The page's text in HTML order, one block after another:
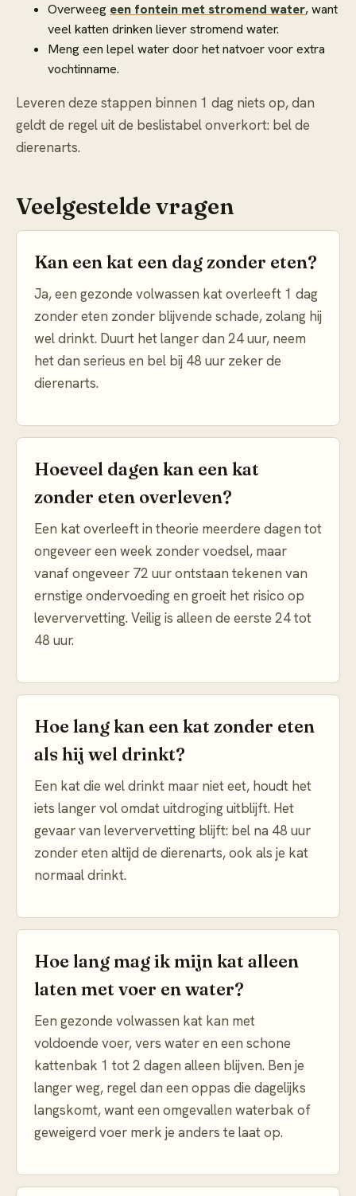
Overweeg een fontein met stromend water, want
veel katten drinken liever stromend water.
Meng een lepel water door het natvoer voor extra
vochtinname.
Leveren deze stappen binnen 1 dag niets op, dan
geldt de regel uit de beslistabel onverkort: bel de
dierenarts.
Veelgestelde vragen
Kan een kat een dag zonder eten?
Ja, een gezonde volwassen kat overleeft 1 dag
zonder eten zonder blijvende schade, zolang hij
wel drinkt. Duurt het langer dan 24 uur, neem
het dan serieus en bel bij 48 uur zeker de
dierenarts.
Hoeveel dagen kan een kat
zonder eten overleven?
Een kat overleeft in theorie meerdere dagen tot
ongeveer een week zonder voedsel, maar
vanaf ongeveer 72 uur ontstaan tekenen van
ernstige ondervoeding en groeit het risico op
leververvetting. Veilig is alleen de eerste 24 tot
48 uur.
Hoe lang kan een kat zonder eten
als hij wel drinkt?
Een kat die wel drinkt maar niet eet, houdt het
iets langer vol omdat uitdroging uitblijft. Het
gevaar van leververvetting blijft: bel na 48 uur
zonder eten altijd de dierenarts, ook als je kat
normaal drinkt.
Hoe lang mag ik mijn kat alleen
laten met voer en water?
Een gezonde volwassen kat kan met
voldoende voer, vers water en een schone
kattenbak 1 tot 2 dagen alleen blijven. Ben je
langer weg, regel dan een oppas die dagelijks
langskomt, want een omgevallen waterbak of
geweigerd voer merk je anders te laat op.